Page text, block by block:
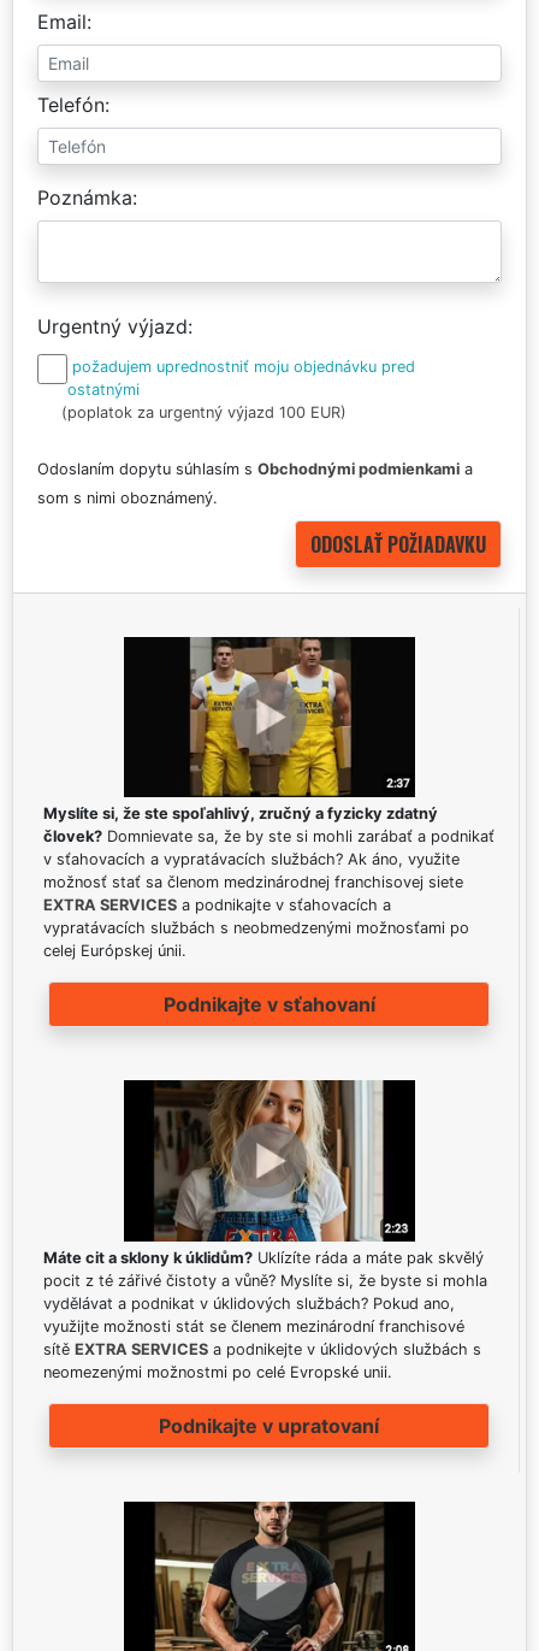
Email
Telefón
Poznámka
Urgentný výjazd
požadujem uprednostniť moju objednávku pred
ostatnými
(poplatok za urgentný výjazd 100 EUR)
Odoslaním dopytu súhlasím s Obchodnými podmienkami a
som s nimi oboznámený.
Myslíte si, že ste spoľahlivý, zručný a fyzicky zdatný
človek? Domnievate sa, že by ste si mohli zarábať a podnikať
v sťahovacích a vypratávacích službách? Ak áno, využite
možnosť stať sa členom medzinárodnej franchisovej siete
EXTRA SERVICES a podnikajte v sťahovacích a
vypratávacích službách s neobmedzenými možnosťami po
celej Európskej únii.
Podnikajte v sťahovaní
Máte cit a sklony k úklidům? Uklízíte ráda a máte pak skvělý
pocit z té zářivé čistoty a vůně? Myslíte si, že byste si mohla
vydělávat a podnikat v úklidových službách? Pokud ano,
využijte možnosti stát se členem mezinárodní franchisové
sítě EXTRA SERVICES a podnikejte v úklidových službách s
neomezenými možnostmi po celé Evropské unii.
Podnikajte v upratovaní